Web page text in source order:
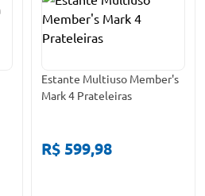
Estante Multiuso Member's
Mark 4 Prateleiras
R$ 599,98